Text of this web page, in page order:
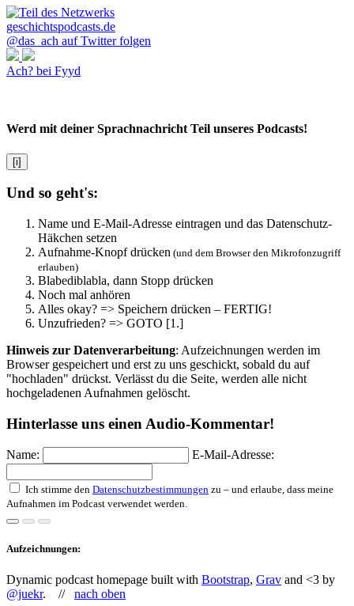
@das_ach auf Twitter folgen
Ach? bei Fyyd
Werd mit deiner Sprachnachricht Teil unseres Podcasts!
[i]
Und so geht's:
Name und E-Mail-Adresse eintragen und das Datenschutz-
Häkchen setzen
Aufnahme-Knopf drücken (und dem Browser den Mikrofonzugriff
erlauben)
Blabediblabla, dann Stopp drücken
Noch mal anhören
Alles okay? => Speichern drücken – FERTIG!
Unzufrieden? => GOTO [1.]
Hinweis zur Datenverarbeitung: Aufzeichnungen werden im
Browser gespeichert und erst zu uns geschickt, sobald du auf
"hochladen" drückst. Verlässt du die Seite, werden alle nicht
hochgeladenen Aufnahmen gelöscht.
Hinterlasse uns einen Audio-Kommentar!
Name: E-Mail-Adresse:
Ich stimme den Datenschutzbestimmungen zu – und erlaube, dass meine
Aufnahmen im Podcast verwendet werden.
Aufzeichnungen:
Dynamic podcast homepage built with Bootstrap, Grav and <3 by
@juekr. // nach oben